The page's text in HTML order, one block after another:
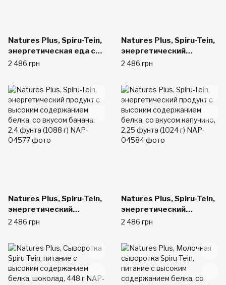
Natures Plus, Spiru-Tein,
энергетическая еда с
высоким содержанием
вкус, 2.1 фунтов (952 г)
2 486 грн
Natures Plus, Spiru-Tein,
энергетический
продукт с высоким
вкусом клубники, 2,4
фунта (1088 г)
2 486 грн
Natures Plus, Spiru-Tein,
энергетический
продукт с высоким
вкусом банана, 2,4
фунта (1088 г)
2 486 грн
Natures Plus, Spiru-Tein,
энергетический
продукт с высоким
вкусом капучино, 2,25
фунта (1024 г)
2 486 грн